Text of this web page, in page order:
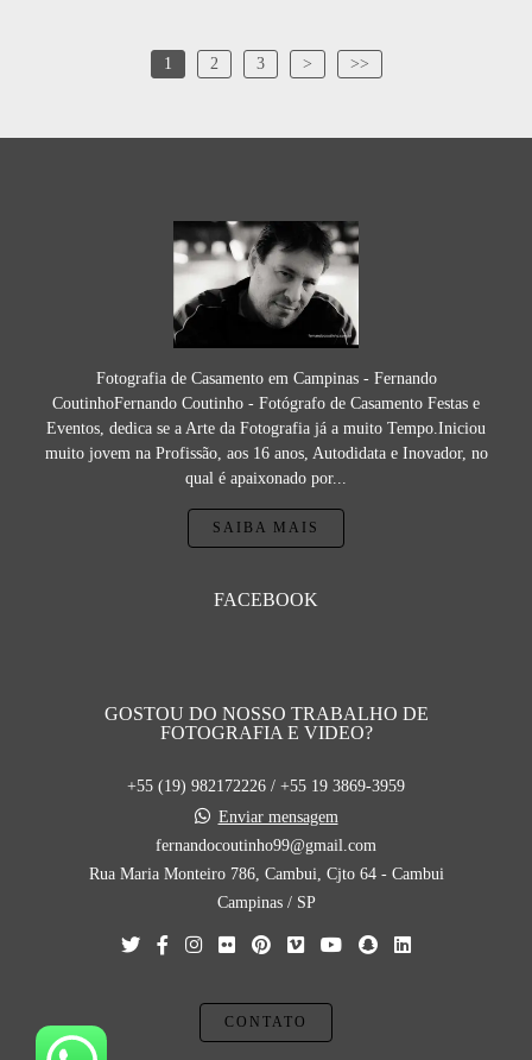
1 2 3 > >>
Fotografia de Casamento em Campinas - Fernando
CoutinhoFernando Coutinho - Fotógrafo de Casamento Festas e
Eventos, dedica se a Arte da Fotografia já a muito Tempo.Iniciou
muito jovem na Profissão, aos 16 anos, Autodidata e Inovador, no
qual é apaixonado por...
SAIBA MAIS
FACEBOOK
GOSTOU DO NOSSO TRABALHO DE
FOTOGRAFIA E VIDEO?
+55 (19) 982172226 / +55 19 3869-3959
Enviar mensagem
fernandocoutinho99@gmail.com
Rua Maria Monteiro 786, Cambui, Cjto 64 - Cambui
Campinas / SP
CONTATO